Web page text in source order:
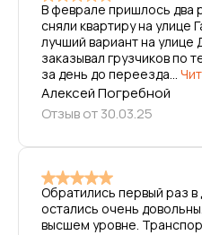
В феврале пришлось два
сняли квартиру на улице
лучший вариант на
заказывал грузчиков по
за день до переезда...
Алексей Погребной
Отзыв от 30.03.25
Обратились первый раз
остались очень
высшем уровне.